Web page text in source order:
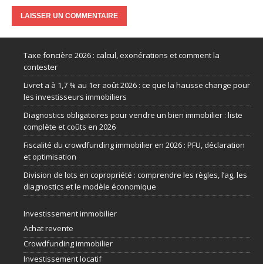
Taxe foncière 2026 : calcul, exonérations et comment la
contester
Livret a à 1,7 % au 1er août 2026 : ce que la hausse change pour
les investisseurs immobiliers
Diagnostics obligatoires pour vendre un bien immobilier : liste
complète et coûts en 2026
Fiscalité du crowdfunding immobilier en 2026 : PFU, déclaration
et optimisation
Division de lots en copropriété : comprendre les règles, l’ag, les
diagnostics et le modèle économique
Investissement immobilier
Achat revente
Crowdfunding immobilier
Investissement locatif